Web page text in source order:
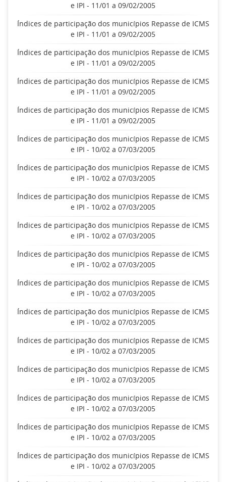
e IPI - 11/01 a 09/02/2005
Índices de participação dos municípios Repasse de ICMS
e IPI - 11/01 a 09/02/2005
Índices de participação dos municípios Repasse de ICMS
e IPI - 11/01 a 09/02/2005
Índices de participação dos municípios Repasse de ICMS
e IPI - 11/01 a 09/02/2005
Índices de participação dos municípios Repasse de ICMS
e IPI - 11/01 a 09/02/2005
Índices de participação dos municípios Repasse de ICMS
e IPI - 10/02 a 07/03/2005
Índices de participação dos municípios Repasse de ICMS
e IPI - 10/02 a 07/03/2005
Índices de participação dos municípios Repasse de ICMS
e IPI - 10/02 a 07/03/2005
Índices de participação dos municípios Repasse de ICMS
e IPI - 10/02 a 07/03/2005
Índices de participação dos municípios Repasse de ICMS
e IPI - 10/02 a 07/03/2005
Índices de participação dos municípios Repasse de ICMS
e IPI - 10/02 a 07/03/2005
Índices de participação dos municípios Repasse de ICMS
e IPI - 10/02 a 07/03/2005
Índices de participação dos municípios Repasse de ICMS
e IPI - 10/02 a 07/03/2005
Índices de participação dos municípios Repasse de ICMS
e IPI - 10/02 a 07/03/2005
Índices de participação dos municípios Repasse de ICMS
e IPI - 10/02 a 07/03/2005
Índices de participação dos municípios Repasse de ICMS
e IPI - 10/02 a 07/03/2005
Índices de participação dos municípios Repasse de ICMS
e IPI - 10/02 a 07/03/2005